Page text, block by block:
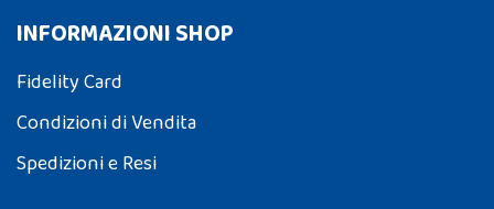
INFORMAZIONI SHOP
Fidelity Card
Condizioni di Vendita
Spedizioni e Resi